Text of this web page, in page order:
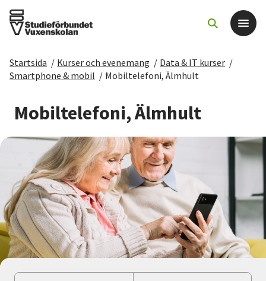
Det här gör vi
För dig som
Sök kurser och evenemang
Om SV
Starta studiecirkel
Cirkelledare
Nyheter
Startsida / Kurser och evenemang / Data & IT kurser /
Smartphone & mobil / Mobiltelefoni, Älmhult
Mobiltelefoni, Älmhult